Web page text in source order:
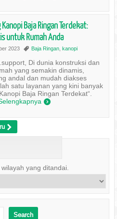
Kanopi Baja Ringan Terdekat:
untuk Rumah Anda
2023 , Baja Ringan, kanopi
Di dunia konstruksi dan
yang semakin dinamis,
andal dan mudah diakses
satu layanan yang kini banyak
Baja Ringan Terdekat“.
)
>
yang ditandai.
Search